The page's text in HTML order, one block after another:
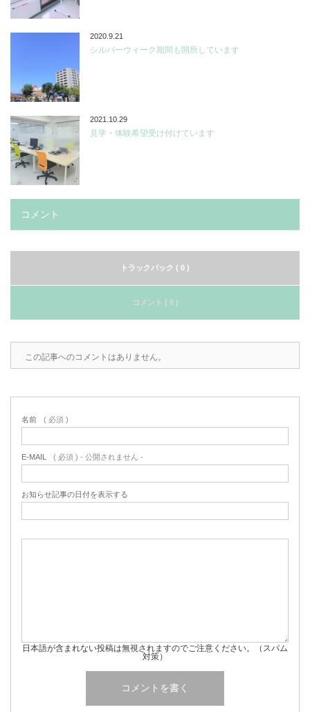
2020.9.21
シルバーウィーク期間も開所しています
2021.10.29
見学・体験希望受け付けています
コメント
トラックバック ( 0 )
コメント ( 0 )
この記事へのコメントはありません。
名前 ( 必須 )
E-MAIL ( 必須 ) - 公開されません -
お知らせ記事の日付を表示する
日本語が含まれない投稿は無視されますのでご注意ください。（スパム
対策）